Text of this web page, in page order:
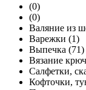
(0)
(0)
Валяние из
Варежки (1)
Выпечка (71)
Вязание
Cалфетки,
Кофточки,